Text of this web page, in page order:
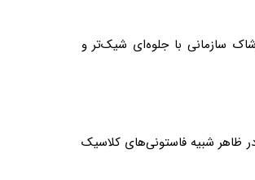
پوشاک سازمانی با جلوه‌ای شیک‌تر و
ترکیب باعث می‌شود پارچه در ظاهر شبیه فاستونی‌های کلاسیک